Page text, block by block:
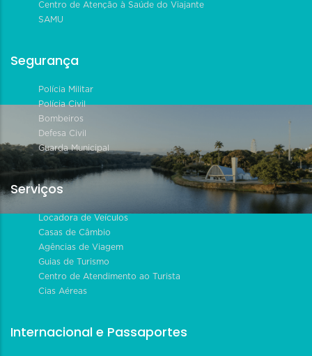
Centro de Atenção à Saúde do Viajante
SAMU
Segurança
Polícia Militar
Polícia Civil
Bombeiros
Defesa Civil
Guarda Municipal
Serviços
Locadora de Veículos
Casas de Câmbio
Agências de Viagem
Guias de Turismo
Centro de Atendimento ao Turista
Cias Aéreas
Internacional e Passaportes